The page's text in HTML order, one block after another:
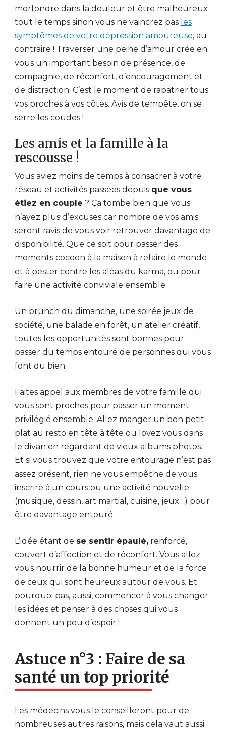
morfondre dans la douleur et être malheureux
tout le temps sinon vous ne vaincrez pas les
symptômes de votre dépression amoureuse, au
contraire ! Traverser une peine d’amour crée en
vous un important besoin de présence, de
compagnie, de réconfort, d’encouragement et
de distraction. C’est le moment de rapatrier tous
vos proches à vos côtés. Avis de tempête, on se
serre les coudes !
Les amis et la famille à la
rescousse !
Vous aviez moins de temps à consacrer à votre
réseau et activités passées depuis que vous
étiez en couple ? Ça tombe bien que vous
n’ayez plus d’excuses car nombre de vos amis
seront ravis de vous voir retrouver davantage de
disponibilité. Que ce soit pour passer des
moments cocoon à la maison à refaire le monde
et à pester contre les aléas du karma, ou pour
faire une activité conviviale ensemble.
Un brunch du dimanche, une soirée jeux de
société, une balade en forêt, un atelier créatif,
toutes les opportunités sont bonnes pour
passer du temps entouré de personnes qui vous
font du bien.
Faites appel aux membres de votre famille qui
vous sont proches pour passer un moment
privilégié ensemble. Allez manger un bon petit
plat au resto en tête à tête ou lovez vous dans
le divan en regardant de vieux albums photos.
Et si vous trouvez que votre entourage n’est pas
assez présent, rien ne vous empêche de vous
inscrire à un cours ou une activité nouvelle
(musique, dessin, art martial, cuisine, jeux…) pour
être davantage entouré.
L’idée étant de se sentir épaulé,renforcé,
couvert d’affection et de réconfort. Vous allez
vous nourrir de la bonne humeur et de la force
de ceux qui sont heureux autour de vous. Et
pourquoi pas, aussi, commencer à vous changer
les idées et penser à des choses qui vous
donnent un peu d’espoir !
Astuce n°3 : Faire de sa
santé un top priorité
Les médecins vous le conseilleront pour de
nombreuses autres raisons, mais cela vaut aussi